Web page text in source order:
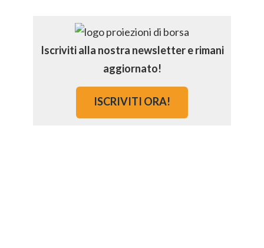
Iscriviti alla nostra newsletter e rimani
aggiornato!
ISCRIVITI ORA!